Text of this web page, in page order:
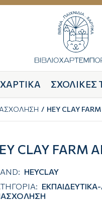
ΧΑΡΤΙΚΑ ΣΧΟΛΙΚΕΣ
HEY CLAY
CLAY FARM
HEYCLAY